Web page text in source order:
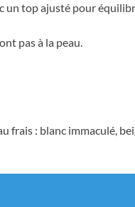
un top ajusté pour
pas à la peau.
: blanc immaculé,